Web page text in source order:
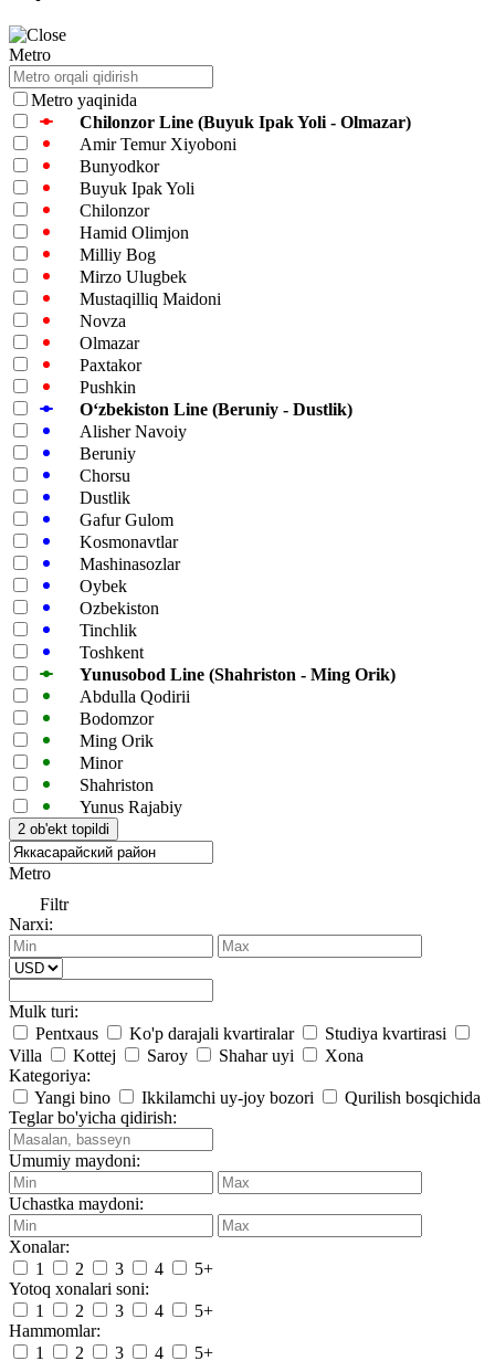
Metro
Metro yaqinida
Chilonzor Line (Buyuk Ipak Yoli - Olmazar)
Amir Temur Xiyoboni
Bunyodkor
Buyuk Ipak Yoli
Chilonzor
Hamid Olimjon
Milliy Bog
Mirzo Ulugbek
Mustaqilliq Maidoni
Novza
Olmazar
Paxtakor
Pushkin
Oʻzbekiston Line (Beruniy - Dustlik)
Alisher Navoiy
Beruniy
Chorsu
Dustlik
Gafur Gulom
Kosmonavtlar
Mashinasozlar
Oybek
Ozbekiston
Tinchlik
Toshkent
Yunusobod Line (Shahriston - Ming Orik)
Abdulla Qodirii
Bodomzor
Ming Orik
Minor
Shahriston
Yunus Rajabiy
Metro
Filtr
Narxi:
Mulk turi:
Pentxaus
Ko'p darajali kvartiralar
Studiya kvartirasi
Villa
Kottej Saroy Shahar uyi
Xona
Kategoriya:
Yangi bino
Ikkilamchi uy-joy bozori
Qurilish bosqichida
Teglar bo'yicha qidirish:
Umumiy maydoni:
Uchastka maydoni:
Xonalar:
1
2 3 4
5+
Yotoq xonalari soni:
1
2 3 4
5+
Hammomlar:
1
2 3 4 5+